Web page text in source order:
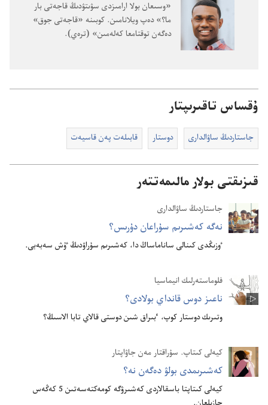
«وسىعان بولا ارامىزدى سۋىتۋدىڭ قاجە‌تى بار
ما؟‏» دە‌پ ويلانامىن.‏ كوبىنە «قاجە‌تى جوق»
دە‌گە‌ن توقتامعا كە‌لە‌مىن» (‏ترە‌ي)‏.‏
ۇقساس تاقىرىپتار
جاستاردىڭ ساۋالدارى دوستار قابىلە‌ت پە‌ن قاسيە‌ت
قىزىقتى بولار مالىمەتتەر
جاستاردىڭ ساۋالدارى
نە‌گە كە‌شىرىم سۇ‌راعان دۇ‌رىس؟‏
ٶزىڭدى كىنالى ساناماساڭ دا،‏ كە‌شىرىم سۇ‌راۋدىڭ ٷش سە‌بە‌بى.‏
فلوماستە‌رلىك انيماسيا
ناعىز دوس قانداي بولادى؟‏
وتىرىك دوستار كوپ،‏ ٴ‌بىراق شىن دوستى قالاي تابا الاسىڭ؟‏
كيە‌لى كىتاپ.‏ سۇ‌راقتار مە‌ن جاۋاپتار
كە‌شىرىمدى بولۋ دە‌گە‌ن نە؟‏
كيە‌لى كىتاپتا باسقالاردى كە‌شىرۋگە كومە‌كتە‌سە‌تىن 5 كە‌ڭە‌س